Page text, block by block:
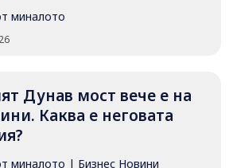
миналото
Дунав мост вече е на
Каква е неговата
миналото | Бизнес Новини